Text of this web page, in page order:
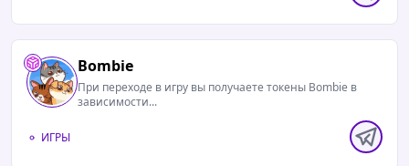
Bombie
При переходе в игру вы получаете токены Bombie в
зависимости...
ИГРЫ